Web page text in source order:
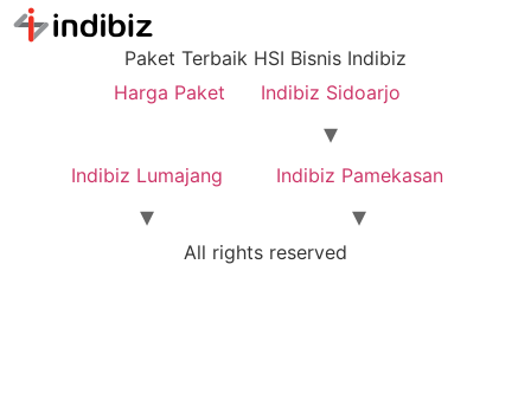
Paket Terbaik HSI Bisnis Indibiz
Harga Paket
Indibiz Sidoarjo
Indibiz Lumajang Indibiz Pamekasan
All rights reserved